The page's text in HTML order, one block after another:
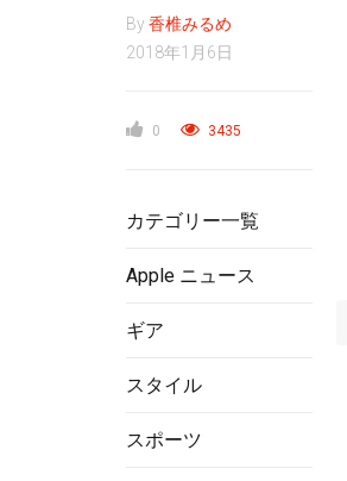
By 香椎みるめ
2018年1月6日
0 3435
カテゴリー一覧
Apple ニュース
ギア
スタイル
スポーツ